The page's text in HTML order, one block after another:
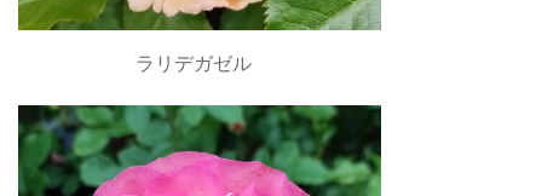
ラリデガゼル